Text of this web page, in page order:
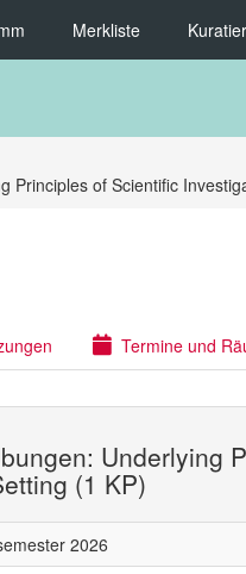
Merkliste
Principles of Scientific
Termine und
Underlying
(1 KP)
2026